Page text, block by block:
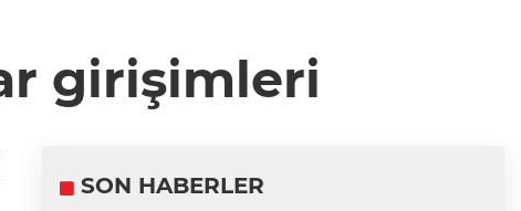
girişimleri
SON HABERLER